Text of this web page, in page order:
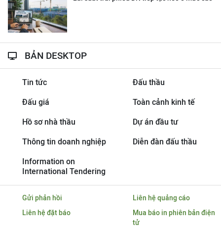
BẢN DESKTOP
Tin tức Đấu thầu
Đấu giá Toàn cảnh kinh tế
Hồ sơ nhà thầu Dự án đầu tư
Thông tin doanh nghiệp Diễn đàn đấu thầu
Information on
International Tendering
Gửi phản hồi
Liên hệ quảng cáo
Liên hệ đặt báo
Mua báo in phiên bản điện
tử